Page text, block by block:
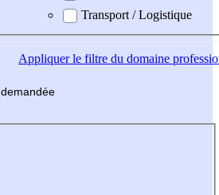
Transport / Logistique
Appliquerle filtre du domaine
demandée